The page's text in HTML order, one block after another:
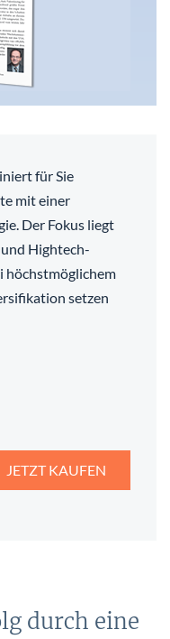
für Sie
mit einer
Der Fokus liegt
Hightech-
höchstmöglichem
setzen
JETZT KAUFEN
durch eine